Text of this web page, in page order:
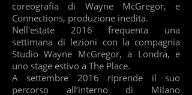
coreografia di Wayne McGregor, e
Connections, produzione inedita.
Nell'estate 2016 frequenta una
settimana di lezioni con la compagnia
Studio Wayne McGregor, a Londra, e
uno stage estivo a The Place.
A settembre 2016 riprende il suo
percorso all’interno di Milano